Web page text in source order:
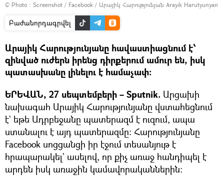
© Photo : Screenshot / Facebook / Արայիկ Հարությունյան Arayik Harutyunyan
Բաժանորդագրվել
Արայիկ Հարությունյանը հավաստիացնում է՝
զինված ուժերն իրենց դիրքերում ամուր են, իսկ
պատասխանը լինելու է համաչափ:
ԵՐԵՎԱՆ, 27 սեպտեմբերի – Sputnik. Արցախի
նախագահ Արայիկ Հարությունյանը վստահեցնում
է` եթե Ադրբեջանը պատերազմ է ուզում, ապա
ստանալու է այդ պատերազմը։ Հարությունյանը
Facebook սոցցանցի իր էջում տեսանյութ է
հրապարակել` ասելով, որ քիչ առաջ հանդիպել է
արդեն իսկ առաջին կամավորականներին։